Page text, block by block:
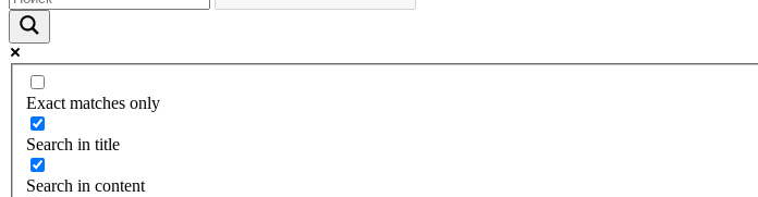
Exact matches only
Search in title
Search in content